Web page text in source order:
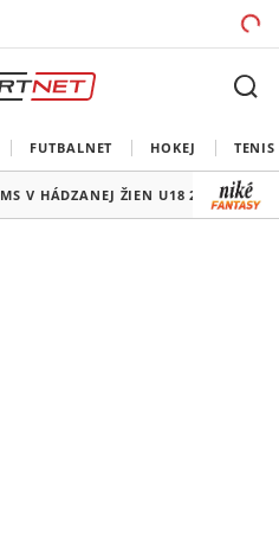
FUTBALNET HOKEJ TENIS
MS V HÁDZANEJ ŽIEN U18 2026